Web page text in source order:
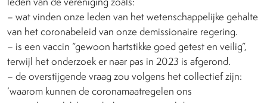
– wat vinden onze leden van het wetenschappelijke gehalte
van het coronabeleid van onze demissionaire regering.
– is een vaccin “gewoon hartstikke goed getest en veilig”,
terwijl het onderzoek er naar pas in 2023 is afgerond.
– de overstijgende vraag zou volgens het collectief zijn:
‘waarom kunnen de coronamaatregelen ons